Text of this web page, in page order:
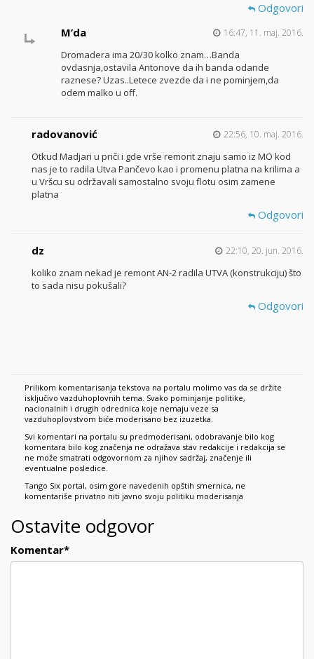
Odgovori
M’da
16:47, 11. maj. 2016.
Dromadera ima 20/30 kolko znam…Banda
ovdasnja,ostavila Antonove da ih banda odande
raznese? Uzas..Letece zvezde da i ne pominjem,da
odem malko u off.
radovanović 22:56, 10. maj. 2016.
Otkud Madjari u priči i gde vrše remont znaju samo iz MO kod
nas je to radila Utva Pančevo kao i promenu platna na krilima a
u Vršcu su održavali samostalno svoju flotu osim zamene
platna
Odgovori
dz 22:10, 20. jun. 2016.
koliko znam nekad je remont AN-2 radila UTVA (konstrukciju) što
to sada nisu pokušali?
Odgovori
Prilikom komentarisanja tekstova na portalu molimo vas da se držite
isključivo vazduhoplovnih tema. Svako pominjanje politike,
nacionalnih i drugih odrednica koje nemaju veze sa
vazduhoplovstvom biće moderisano bez izuzetka.
Svi komentari na portalu su predmoderisani, odobravanje bilo kog
komentara bilo kog značenja ne odražava stav redakcije i redakcija se
ne može smatrati odgovornom za njihov sadržaj, značenje ili
eventualne posledice.
Tango Six portal, osim gore navedenih opštih smernica, ne
komentariše privatno niti javno svoju politiku moderisanja
Ostavite odgovor
Komentar*